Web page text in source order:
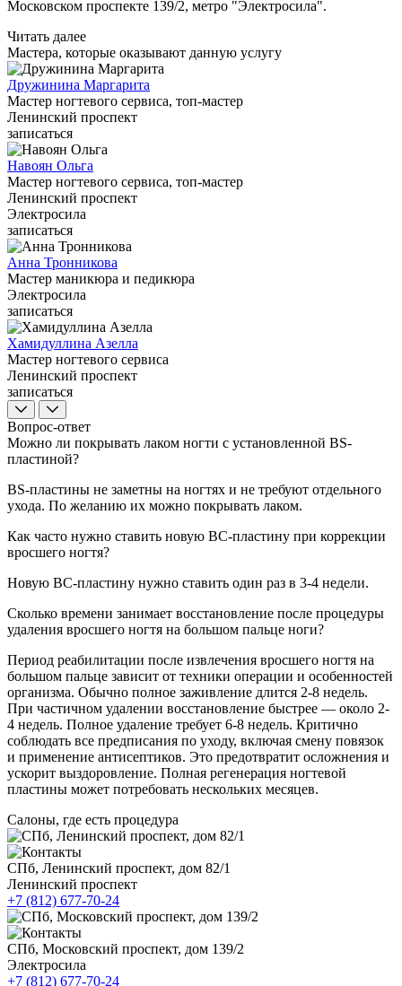
Московском проспекте 139/2, метро "Электросила".
Читать далее
Мастера, которые оказывают данную услугу
Дружинина Маргарита
Мастер ногтевого сервиса, топ-мастер
Ленинский проспект
записаться
Навоян Ольга
Мастер ногтевого сервиса, топ-мастер
Ленинский проспект
Электросила
записаться
Анна Тронникова
Мастер маникюра и педикюра
Электросила
записаться
Хамидуллина Азелла
Мастер ногтевого сервиса
Ленинский проспект
записаться
Вопрос-ответ
Можно ли покрывать лаком ногти с установленной BS-
пластиной?
BS-пластины не заметны на ногтях и не требуют отдельного
ухода. По желанию их можно покрывать лаком.
Как часто нужно ставить новую BC-пластину при коррекции
вросшего ногтя?
Новую BC-пластину нужно ставить один раз в 3-4 недели.
Сколько времени занимает восстановление после процедуры
удаления вросшего ногтя на большом пальце ноги?
Период реабилитации после извлечения вросшего ногтя на
большом пальце зависит от техники операции и особенностей
организма. Обычно полное заживление длится 2-8 недель.
При частичном удалении восстановление быстрее — около 2-
4 недель. Полное удаление требует 6-8 недель. Критично
соблюдать все предписания по уходу, включая смену повязок
и применение антисептиков. Это предотвратит осложнения и
ускорит выздоровление. Полная регенерация ногтевой
пластины может потребовать нескольких месяцев.
Салоны, где есть процедура
СПб, Ленинский проспект, дом 82/1
Ленинский проспект
+7 (812) 677-70-24
СПб, Московский проспект, дом 139/2
Электросила
+7 (812) 677-70-24